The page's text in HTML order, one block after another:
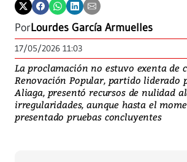
PorLourdes García Armuelles
17/05/2026 11:03
La proclamación no estuvo exenta de
Renovación Popular, partido liderado
Aliaga, presentó recursos de nulidad
irregularidades, aunque hasta el
presentado pruebas concluyentes